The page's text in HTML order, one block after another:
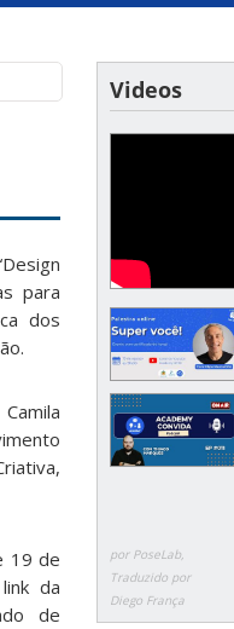
para
dos
19 de
da
de
Videos
por PoseLab,
Traduzido por
Diego França